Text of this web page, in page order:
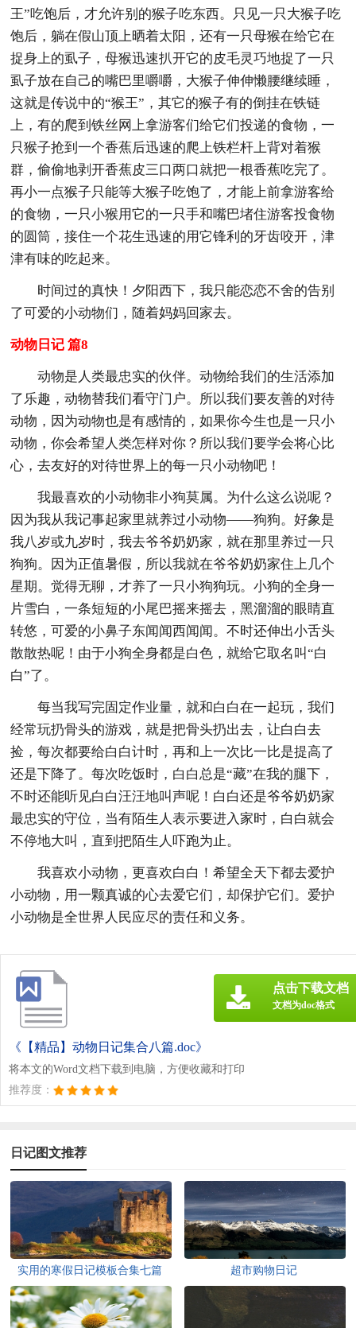
王”吃饱后，才允许别的猴子吃东西。只见一只大猴子吃
饱后，躺在假山顶上晒着太阳，还有一只母猴在给它在
捉身上的虱子，母猴迅速扒开它的皮毛灵巧地捉了一只
虱子放在自己的嘴巴里嚼嚼，大猴子伸伸懒腰继续睡，
这就是传说中的“猴王”，其它的猴子有的倒挂在铁链
上，有的爬到铁丝网上拿游客们给它们投递的食物，一
只猴子抢到一个香蕉后迅速的爬上铁栏杆上背对着猴
群，偷偷地剥开香蕉皮三口两口就把一根香蕉吃完了。
再小一点猴子只能等大猴子吃饱了，才能上前拿游客给
的食物，一只小猴用它的一只手和嘴巴堵住游客投食物
的圆筒，接住一个花生迅速的用它锋利的牙齿咬开，津
津有味的吃起来。
时间过的真快！夕阳西下，我只能恋恋不舍的告别
了可爱的小动物们，随着妈妈回家去。
动物日记 篇8
动物是人类最忠实的伙伴。动物给我们的生活添加
了乐趣，动物替我们看守门户。所以我们要友善的对待
动物，因为动物也是有感情的，如果你今生也是一只小
动物，你会希望人类怎样对你？所以我们要学会将心比
心，去友好的对待世界上的每一只小动物吧！
我最喜欢的小动物非小狗莫属。为什么这么说呢？
因为我从我记事起家里就养过小动物——狗狗。好象是
我八岁或九岁时，我去爷爷奶奶家，就在那里养过一只
狗狗。因为正值暑假，所以我就在爷爷奶奶家住上几个
星期。觉得无聊，才养了一只小狗狗玩。小狗的全身一
片雪白，一条短短的小尾巴摇来摇去，黑溜溜的眼睛直
转悠，可爱的小鼻子东闻闻西闻闻。不时还伸出小舌头
散散热呢！由于小狗全身都是白色，就给它取名叫“白
白”了。
每当我写完固定作业量，就和白白在一起玩，我们
经常玩扔骨头的游戏，就是把骨头扔出去，让白白去
捡，每次都要给白白计时，再和上一次比一比是提高了
还是下降了。每次吃饭时，白白总是“藏”在我的腿下，
不时还能听见白白汪汪地叫声呢！白白还是爷爷奶奶家
最忠实的守位，当有陌生人表示要进入家时，白白就会
不停地大叫，直到把陌生人吓跑为止。
我喜欢小动物，更喜欢白白！希望全天下都去爱护
小动物，用一颗真诚的心去爱它们，却保护它们。爱护
小动物是全世界人民应尽的责任和义务。
《【精品】动物日记集合八篇.doc》
将本文的Word文档下载到电脑，方便收藏和打印
推荐度：
点击下载文档
文档为doc格式
日记图文推荐
实用的寒假日记模板合集七篇 超市购物日记